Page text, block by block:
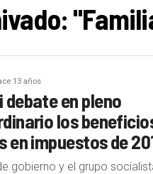
13 años
debate en pleno
los
en impuestos de
gobierno y el grupo